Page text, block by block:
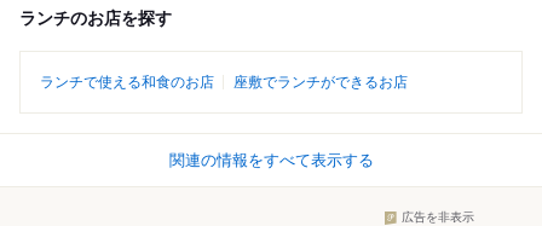
ランチのお店を探す
ランチで使える和食のお店 座敷でランチができるお店
関連の情報をすべて表示する
広告を非表示